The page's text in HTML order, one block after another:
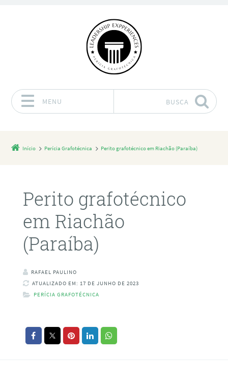
MENU BUSCA
Início Perícia Grafotécnica Perito grafotécnico em Riachão (Paraíba)
Perito grafotécnico
em Riachão
(Paraíba)
RAFAEL PAULINO
ATUALIZADO EM: 17 DE JUNHO DE 2023
PERÍCIA GRAFOTÉCNICA